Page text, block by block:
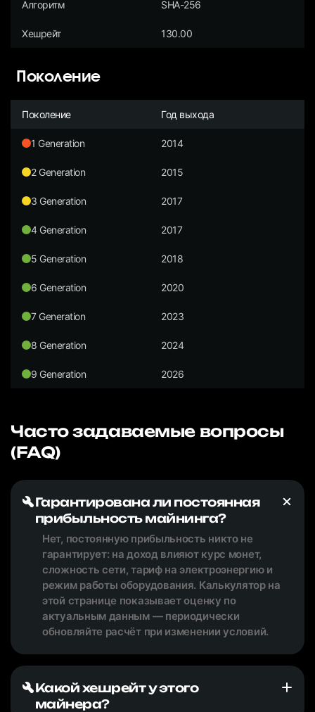
Алгоритм SHA-256
Хешрейт 130.00
Поколение
Поколение Год выхода
1 Generation 2014
2 Generation 2015
3 Generation 2017
4 Generation 2017
5 Generation 2018
6 Generation 2020
7 Generation 2023
8 Generation 2024
9 Generation 2026
Часто задаваемые вопросы
(FAQ)
Гарантирована ли постоянная
прибыльность майнинга?
Нет, постоянную прибыльность никто не
гарантирует: на доход влияют курс монет,
сложность сети, тариф на электроэнергию и
режим работы оборудования. Калькулятор на
этой странице показывает оценку по
актуальным данным — периодически
обновляйте расчёт при изменении условий.
Какой хешрейт у этого
майнера?